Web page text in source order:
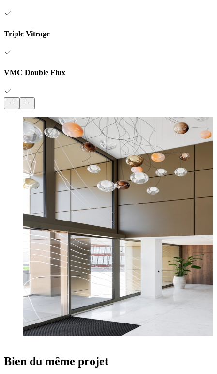
Triple Vitrage
VMC Double Flux
Bien du même projet